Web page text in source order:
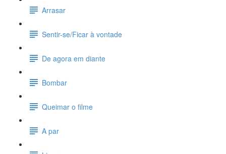
Arrasar
Sentir-se/Ficar à vontade
De agora em diante
Bombar
Queimar o filme
A par